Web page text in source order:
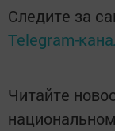
Следите за
Telegram-
Читайте